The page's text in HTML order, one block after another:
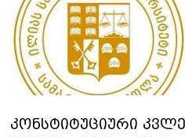
კონსტიტუციური